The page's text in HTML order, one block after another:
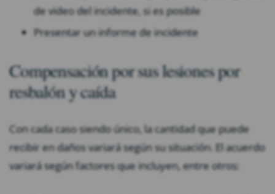
de video del incidente, si es posible
Presentar un informe de incidente
Compensación por sus lesiones por
resbalón y caída
Con cada caso siendo único, la cantidad que puede
recibir en daños variará según su situación. El acuerdo
variará según factores que incluyen, entre otros: